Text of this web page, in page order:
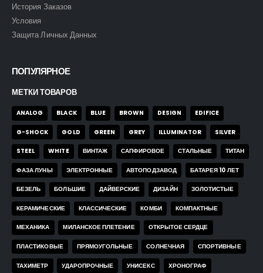
История Заказов
Условия
Защита Личных Данных
ПОПУЛЯРНОЕ
МЕТКИ ТОВАРОВ
ANALOG BLACK BLUE BROWN DESIGN EDIFICE
G-SHOCK GOLD GREEN GREY ILLUMINATOR SILVER
STEEL WHITE ВИНТАЖ САПФИРОВОЕ СТАЛЬНЫЕ ТИТАН
ФАЗА ЛУНЫ ЭЛЕКТРОННЫЕ АВТОПОДЗАВОД БАТАРЕЯ 10 ЛЕТ
БЕЗЕЛЬ БОЛЬШИЕ ДАЙВЕРСКИЕ ДИЗАЙН ЗОЛОТИСТЫЕ
КЕРАМИЧЕСКИЕ КЛАССИЧЕСКИЕ КОМБИ КОМПАКТНЫЕ
МЕХАНИКА МИЛАНСКОЕ ПЛЕТЕНИЕ ОТКРЫТОЕ СЕРДЦЕ
ПЛАСТИКОВЫЕ ПРЯМОУГОЛЬНЫЕ СОЛНЕЧНАЯ СПОРТИВНЫЕ
ТАХИМЕТР УДАРОПРОЧНЫЕ УНИСЕКС ХРОНОГРАФ